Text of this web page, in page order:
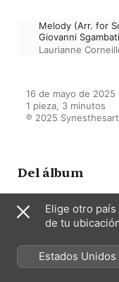
Melody (Arr. for
Giovanni
Laurianne
16 de mayo de 2025
1 pieza, 3 minutos
℗ 2025
Del álbum
Elige otro
de tu
Estados Unidos
México)